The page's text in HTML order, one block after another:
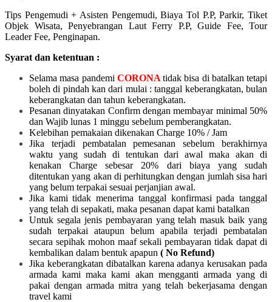
Tips Pengemudi + Asisten Pengemudi, Biaya Tol P.P, Parkir, Tiket
Objek Wisata, Penyebrangan Laut Ferry P.P, Guide Fee, Tour
Leader Fee, Penginapan.
Syarat dan ketentuan :
Selama masa pandemi CORONA tidak bisa di batalkan tetapi
boleh di pindah kan dari mulai :tanggal keberangkatan, bulan
keberangkatan dan tahun keberangkatan.
Pesanan dinyatakan Confirm dengan membayar minimal 50%
dan Wajib lunas 1 minggu sebelum pemberangkatan.
Kelebihan pemakaian dikenakan Charge 10% / Jam
Jika terjadi pembatalan pemesanan sebelum berakhirnya
waktu yang sudah di tentukan dari awal maka akan di
kenakan Charge sebesar 20% dari biaya yang sudah
ditentukan yang akan di perhitungkan dengan jumlah sisa hari
yang belum terpakai sesuai perjanjian awal.
Jika kami tidak menerima tanggal konfirmasi pada tanggal
yang telah di sepakati, maka pesanan dapat kami batalkan
Untuk segala jenis pembayaran yang telah masuk baik yang
sudah terpakai ataupun belum apabila terjadi pembatalan
secara sepihak mohon maaf sekali pembayaran tidak dapat di
kembalikan dalam bentuk apapun ( No Refund)
Jika keberangkatan dibatalkan karena adanya kerusakan pada
armada kami maka kami akan mengganti armada yang di
pakai dengan armada mitra yang telah bekerjasama dengan
travel kami